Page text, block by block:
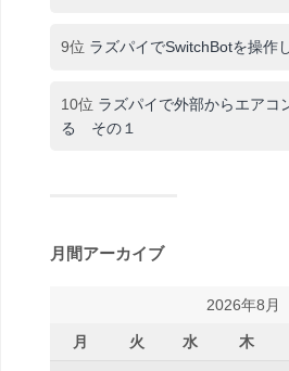
9位 ラズパイでSwitchBotを操作
10位 ラズパイで外部からエアコ
る その１
月間アーカイブ
2026年8月
月 火 水 木